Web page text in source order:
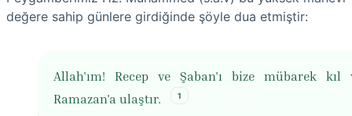
değere sahip günlere girdiğinde şöyle dua etmiştir:
Allah'ım! Recep ve Şaban'ı bize mübarek kıl
Ramazan'a ulaştır.
1